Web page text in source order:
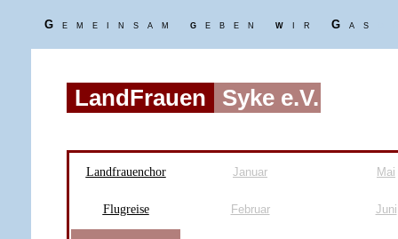
G emeinsam g eben w ir G as
LandFrauen Syke e.V.
Landfrauenchor Januar Mai
Flugreise Februar Juni